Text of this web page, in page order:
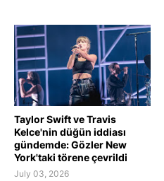
Taylor Swift ve Travis
Kelce'nin düğün iddiası
gündemde: Gözler New
York'taki törene çevrildi
July 03, 2026